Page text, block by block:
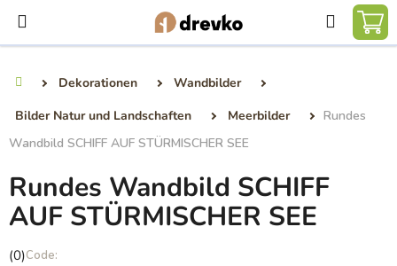
Inhalt
springen
Suchen
Dekorationen
Wandbilder
Bilder Natur und Landschaften
Meerbilder
Rundes
Wandbild SCHIFF AUF STÜRMISCHER SEE
Rundes Wandbild SCHIFF
AUF STÜRMISCHER SEE
Die
(0)